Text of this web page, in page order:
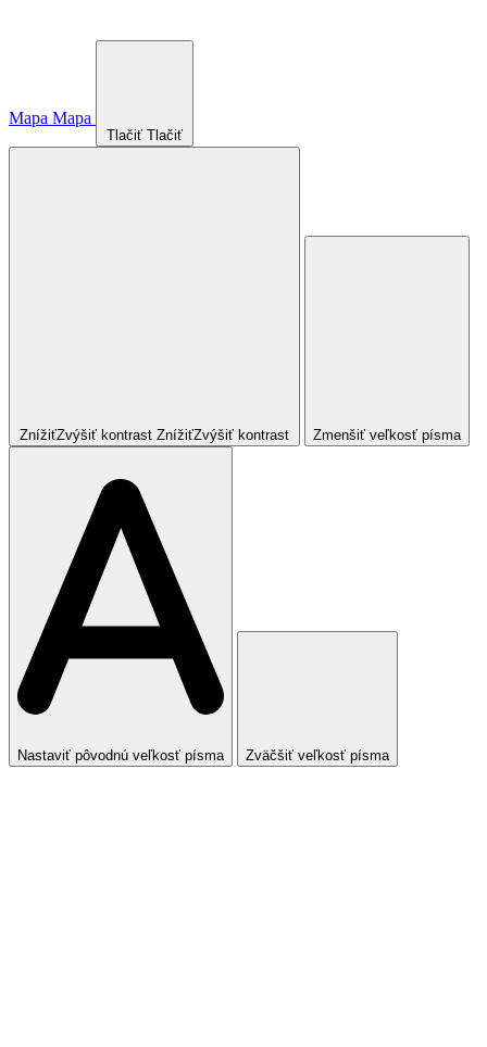
Mapa Mapa
Tlačiť Tlačiť
ZnížiťZvýšiť kontrast ZnížiťZvýšiť kontrast Zmenšiť veľkosť písma
Nastaviť pôvodnú veľkosť písma Zväčšiť veľkosť písma